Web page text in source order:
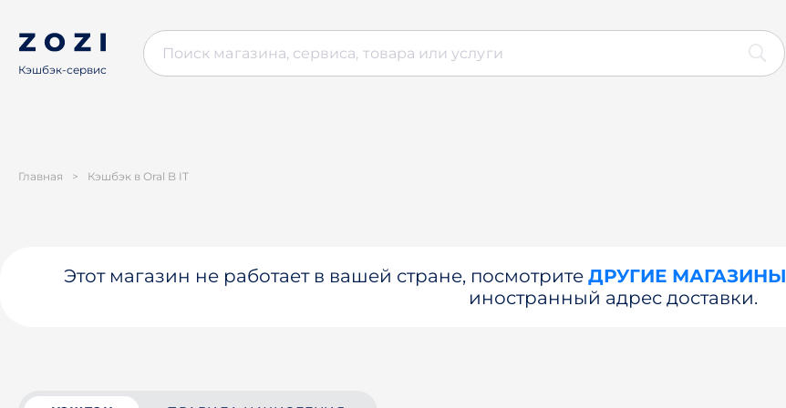
Кэшбэк-сервис
Главная > Кэшбэк в Oral B IT
Этот магазин не работает в вашей стране, посмотрите ДРУГИЕ МАГАЗИНЫ
иностранный адрес доставки.